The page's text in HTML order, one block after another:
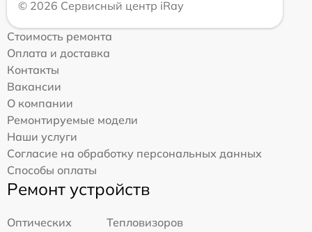
© 2026 Сервисный центр iRay
Стоимость ремонта
Оплата и доставка
Контакты
Вакансии
О компании
Ремонтируемые модели
Наши услуги
Согласие на обработку персональных данных
Способы оплаты
Ремонт устройств
Оптических
Тепловизоров